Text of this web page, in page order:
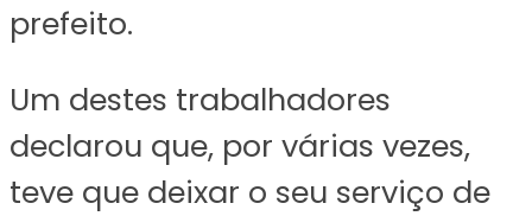
prefeito.
Um destes trabalhadores
declarou que, por várias vezes,
teve que deixar o seu serviço de